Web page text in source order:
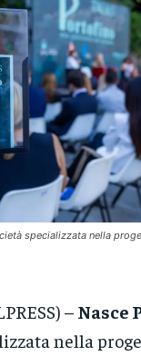
specializzata nella
– Nasce
nella